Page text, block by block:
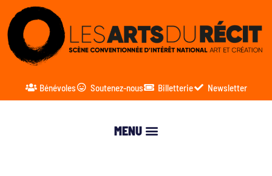
Bénévoles Soutenez-nous Billetterie Newsletter